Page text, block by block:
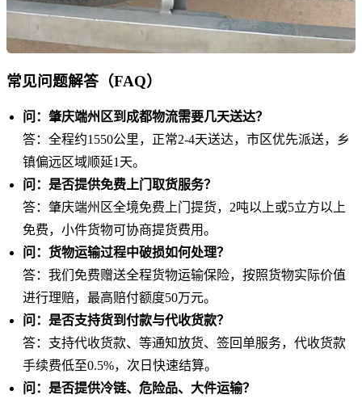
常见问题解答（FAQ）
问：肇庆端州区到成都物流需要几天送达？
答：全程约1550公里，正常2-4天送达，市区优先派送，乡
镇偏远区域顺延1天。
问：是否提供免费上门取货服务？
答：肇庆端州区全境免费上门提货，2吨以上或5立方以上
免费，小件货物可协商提货费用。
问：货物运输过程中破损如何处理？
答：我们免费赠送全程货物运输保险，按照货物实际价值
进行理赔，最高赔付额度50万元。
问：是否支持货到付款与代收货款？
答：支持代收货款、等通知放货、签回单服务，代收货款
手续费低至0.5%，次日快速结算。
问：是否提供冷链、危险品、大件运输？